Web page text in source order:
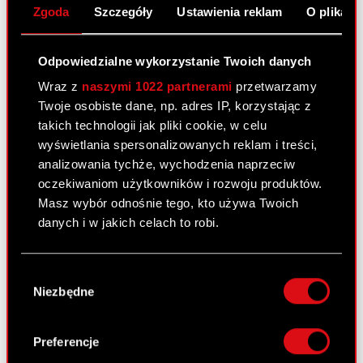
Zgoda Szczegóły Ustawienia reklam O
Odpowiedzialne wykorzystanie Twoich danych
Wraz z naszymi 1022 partnerami przetwarzamy
Twoje osobiste dane, np. adres IP, korzystając z
takich technologii jak pliki cookie, w celu
wyświetlania spersonalizowanych reklam i treści,
analizowania tychże, wychodzenia naprzeciw
oczekiwaniom użytkowników i rozwoju produktów.
Masz wybór odnośnie tego, kto używa Twoich
danych i w jakich celach to robi.
lokalizacji geograficznej z dokładnością nawet
Identyfikować Twoje urządzenie, aktywnie
analizując charakteryzującego je zbiory
zgody
Niezbędne
Preferencje
informuje o podjęciu decyzji w… Czytaj dalej
Raport bieżący nr 7/2023
28 lutego 2023
Temat: Rejestracja połączenia Spółki z jej spółką
zależną – CD PROJEKT RED STORE sp. z o.o.
Podstawa prawna: Art. 17 ust. 1 MAR – informacje
poufne Zarząd CD PROJEKT S.A. z siedzibą w
PDF ESPI - RB 7/2023